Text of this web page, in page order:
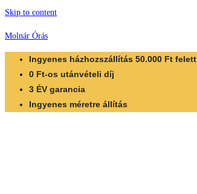
Skip to content
Molnár Órás
Ingyenes házhozszállítás 50.000 Ft felett
0 Ft-os utánvételi díj
3 ÉV garancia
Ingyenes méretre állítás